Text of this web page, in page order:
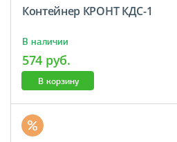
Контейнер КРОНТ КДС-1
В наличии
574 руб.
В корзину